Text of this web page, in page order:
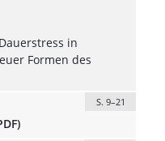
in
Formen des
S. 9–21